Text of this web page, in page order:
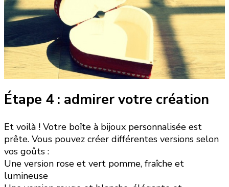
Étape 4 : admirer votre création
Et voilà ! Votre boîte à bijoux personnalisée est
prête. Vous pouvez créer différentes versions selon
vos goûts :
Une version rose et vert pomme, fraîche et
lumineuse